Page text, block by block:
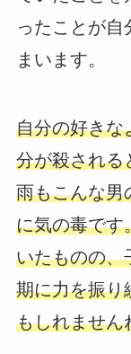
ったことが自
まいます。
自分の好きな
分が殺される
雨もこんな男
に気の毒です
いたものの、
期に力を振り
もしれません